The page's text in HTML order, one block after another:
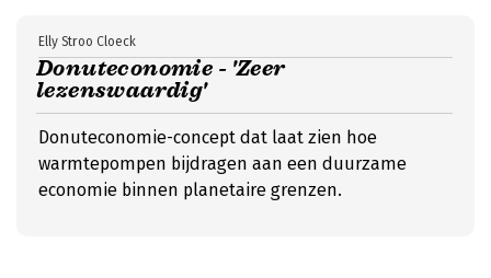
Donuteconomie - 'Zeer
lezenswaardig'
Elly Stroo Cloeck
Donuteconomie-concept dat laat zien hoe
warmtepompen bijdragen aan een duurzame
economie binnen planetaire grenzen.